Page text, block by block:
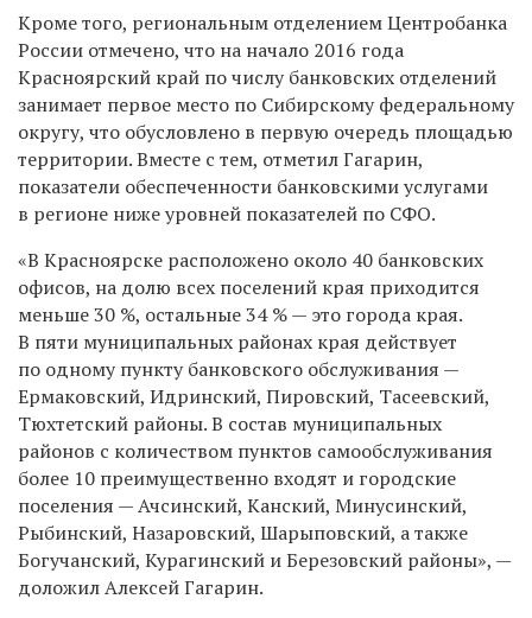
Кроме того, региональным отделением Центробанка
России отмечено, что на начало 2016 года
Красноярский край по числу банковских отделений
занимает первое место по Сибирскому федеральному
округу, что обусловлено в первую очередь площадью
территории.Вместе с тем, отметил Гагарин,
показатели обеспеченности банковскими услугами
в регионе ниже уровней показателей по СФО.
«В Красноярске расположено около 40 банковских
офисов, на долю всех поселений края приходится
меньше 30 %, остальные 34 % — это города края.
В пяти муниципальных районах края действует
по одному пункту банковского обслуживания —
Ермаковский, Идринский, Пировский, Тасеевский,
Тюхтетский районы. В состав муниципальных
районов с количеством пунктов самообслуживания
более 10 преимущественно входят и городские
поселения — Ачсинский, Канский, Минусинский,
Рыбинский, Назаровский, Шарыповский, а также
Богучанский, Курагинский и Березовский районы», —
доложил Алексей Гагарин.